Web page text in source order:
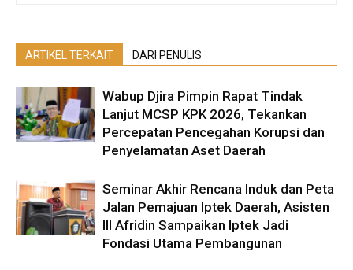
ARTIKEL TERKAIT DARI PENULIS
Wabup Djira Pimpin Rapat Tindak
Lanjut MCSP KPK 2026, Tekankan
Percepatan Pencegahan Korupsi dan
Penyelamatan Aset Daerah
Seminar Akhir Rencana Induk dan Peta
Jalan Pemajuan Iptek Daerah, Asisten
III Afridin Sampaikan Iptek Jadi
Fondasi Utama Pembangunan